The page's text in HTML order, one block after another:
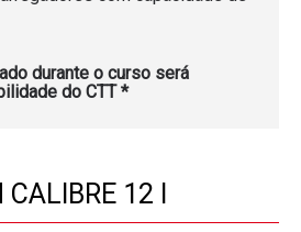
durante o curso será
do CTT *
12 I